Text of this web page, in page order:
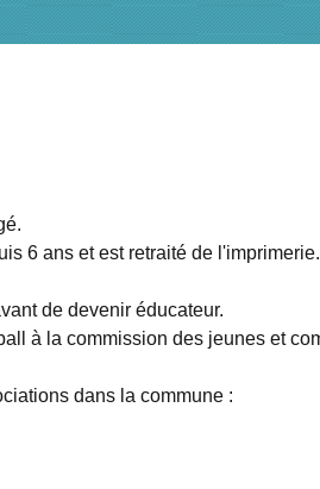
6 ans et est retraité de l'imprimerie.
de devenir éducateur.
à la commission des jeunes et
dans la commune :